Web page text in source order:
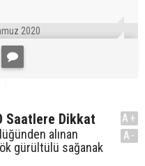
2020
Saatlere Dikkat
alınan
gürültülü sağanak
A+
A-